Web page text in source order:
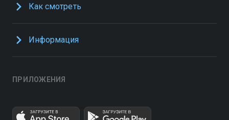
Как смотреть
Информация
ПРИЛОЖЕНИЯ